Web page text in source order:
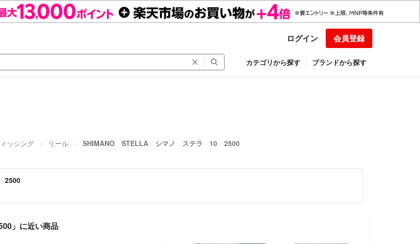
ログイン 会員登録
カテゴリから探す ブランドから探す
ッシング リール SHIMANO STELLA シマノ ステラ 10 2500
2500
」に近い商品